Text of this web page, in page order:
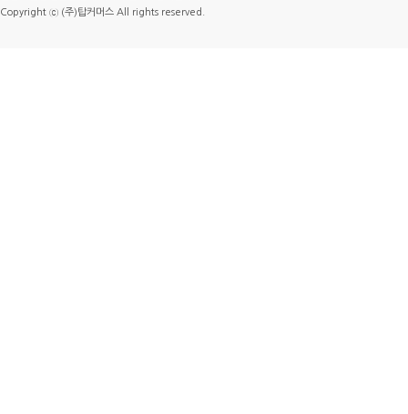
Copyright ⓒ (주)탑커머스 All rights reserved.